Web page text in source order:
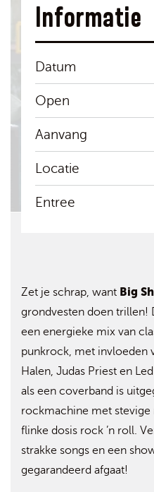
Informatie
Datum
Open
Aanvang
Locatie
Entree
Zet je schrap, want Big
grondvesten doen trillen!
een energieke mix van
punkrock, met invloeden
Halen, Judas Priest en
als een coverband is
rockmachine met
flinke dosis rock ’n roll.
strakke songs en een
gegarandeerd afgaat!